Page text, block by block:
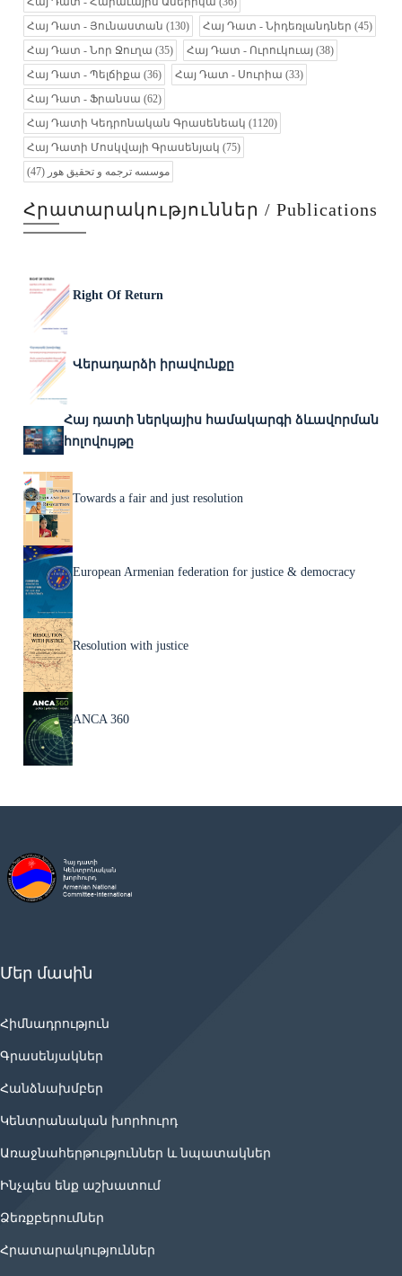
Հայ Դատ - Յունաստան (130) Հայ Դատ - Նիդեռլանդներ (45)
Հայ Դատ - Նոր Ջուղա (35) Հայ Դատ - Ուրուկուայ (38)
Հայ Դատ - Պելճիքա (36) Հայ Դատ - Սուրիա (33)
Հայ Դատ - Ֆրանսա (62)
Հայ Դատի Կեդրոնական Գրասենեակ (1120)
Հայ Դատի Մոսկվայի Գրասենյակ (75)
موسسه ترجمه و تحقیق هور (47)
Հրատարակություններ / Publications
Right Of Return
Վերադարձի իրավունքը
Հայ դատի ներկայիս համակարգի ձևավորման
հոլովույթը
Towards a fair and just resolution
European Armenian federation for justice & democracy
Resolution with justice
ANCA 360
Մեր մասին
Հիմնադրություն
Գրասենյակներ
Հանձնախմբեր
Կենտրանական խորհուրդ
Առաջնահերթություններ և նպատակներ
Ինչպես ենք աշխատում
Ձեռքբերումներ
Հրատարակություններ